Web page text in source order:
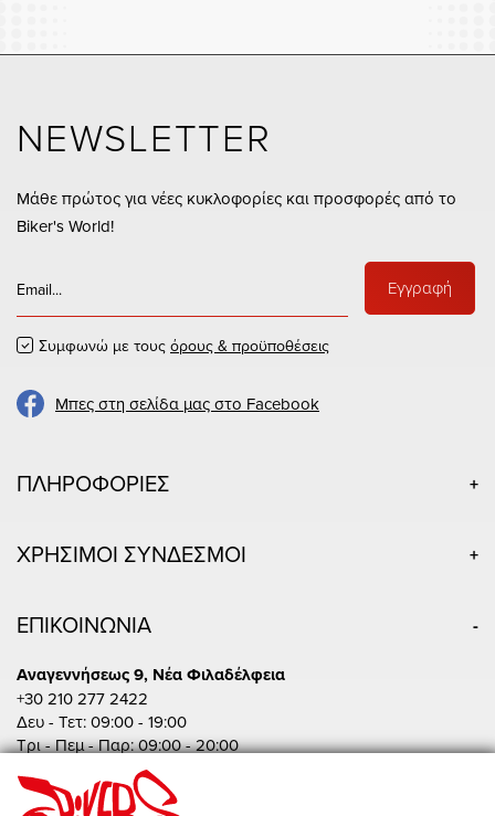
NEWSLETTER
Μάθε πρώτος για νέες κυκλοφορίες και προσφορές από το
Biker's World!
Εγγραφή
Συμφωνώ με τους όρους & προϋποθέσεις
Μπες στη σελίδα μας στο Facebook
ΠΛΗΡΟΦΟΡΙΕΣ
ΧΡΗΣΙΜΟΙ ΣΥΝΔΕΣΜΟΙ
ΕΠΙΚΟΙΝΩΝΙΑ
Αναγεννήσεως 9, Νέα Φιλαδέλφεια
+30 210 277 2422
Δευ - Τετ: 09:00 - 19:00
Τρι - Πεμ - Παρ: 09:00 - 20:00
Σαβ: 10:00 - 15:00
Πειραιώς 86, Αθήνα